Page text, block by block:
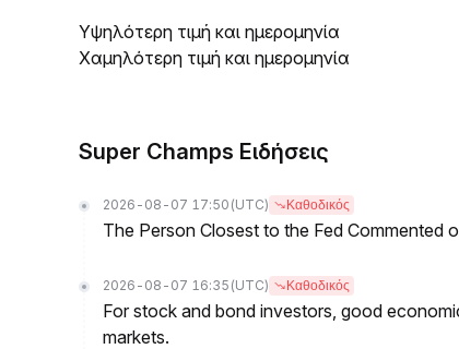
Υψηλότερη τιμή και ημερομηνία
Χαμηλότερη τιμή και ημερομηνία
Super Champs Ειδήσεις
2026-08-07 17:50 (UTC) Καθοδικός
The Person Closest to the Fed Commented
2026-08-07 16:35 (UTC) Καθοδικός
For stock and bond investors, good
markets.